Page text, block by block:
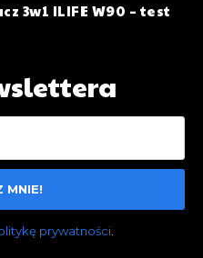
3w1 ILIFE W90 – test
MNIE!
prywatności